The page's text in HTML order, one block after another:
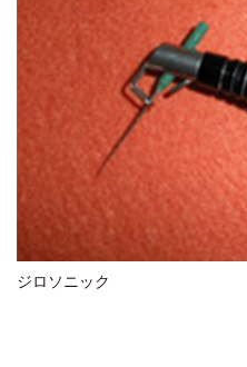
ジロソニック